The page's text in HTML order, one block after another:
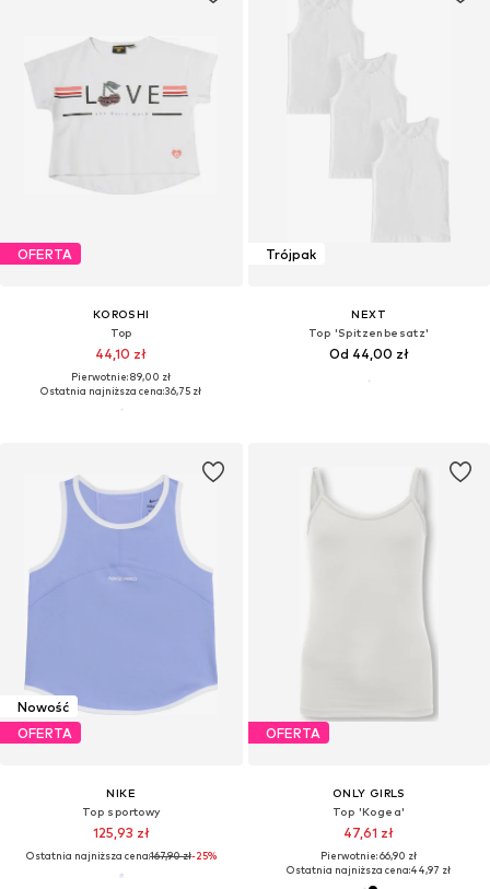
OFERTA
KOROSHI
Top
44,10 zł
Pierwotnie: 89,00 zł
Ostatnia najniższa cena:36,75 zł
Trójpak
NEXT
Top 'Spitzenbesatz'
Od 44,00 zł
Nowość
OFERTA
NIKE
Top sportowy
125,93 zł
Ostatnia najniższa cena:167,90 zł-25%
OFERTA
ONLY GIRLS
Top 'Kogea'
47,61 zł
Pierwotnie: 66,90 zł
Ostatnia najniższa cena:44,97 zł